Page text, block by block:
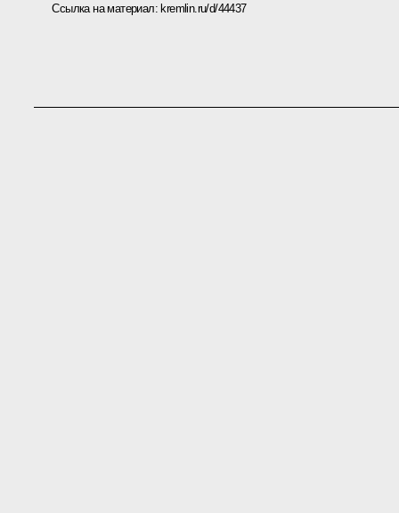
Ссылка на материал:kremlin.ru/d/44437